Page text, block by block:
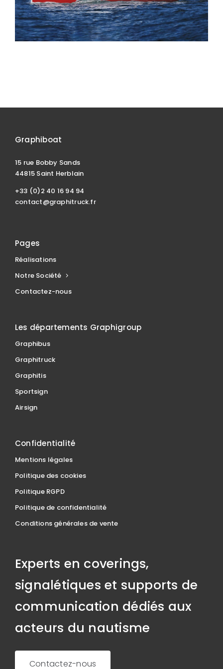
Graphiboat
15 rue Bobby Sands
44815 Saint Herblain
+33 (0)2 40 16 94 94
contact@graphitruck.fr
Pages
Réalisations
Notre Société
Contactez-nous
Les départements Graphigroup
Graphibus
Graphitruck
Graphitis
Sportsign
Airsign
Confidentialité
Mentions légales
Politique des cookies
Politique RGPD
Politique de confidentialité
Conditions générales de vente
Experts en coverings,
signalétiques et supports de
communication dédiés aux
acteurs du nautisme
Contactez-nous